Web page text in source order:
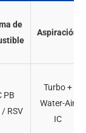
de
Aspiración
PB
RSV
Turbo +
Water-Air
IC